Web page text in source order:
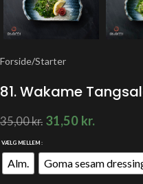
Forside/Starter
81. Wakame
35,00kr. 31,50 kr.
VÆLG MELLEM
Alm. Goma sesam